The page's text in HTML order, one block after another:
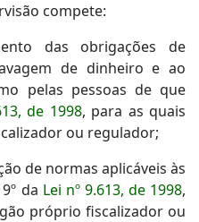
compete:
das obrigações de
de dinheiro e ao
pelas pessoas de que
de 1998, para as quais
ou regulador;
de normas aplicáveis às
da Lei nº 9.613, de 1998,
próprio fiscalizador ou